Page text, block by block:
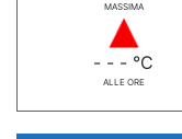
MASSIMA
- - - °C
ALLE ORE